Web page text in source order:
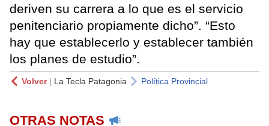
deriven su carrera a lo que es el servicio
penitenciario propiamente dicho”. “Esto
hay que establecerlo y establecer también
los planes de estudio”.
Volver| La Tecla Patagonia Política Provincial
OTRAS NOTAS